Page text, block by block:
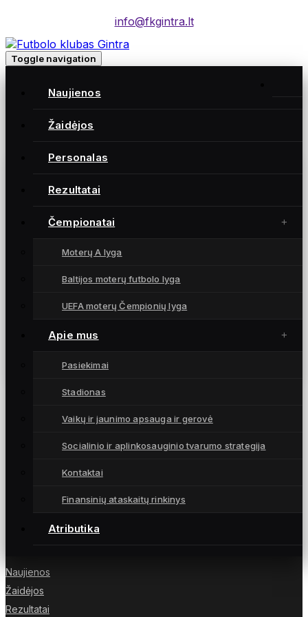
info@fkgintra.lt
Toggle navigation
Naujienos
Žaidėjos
Personalas
Rezultatai
Čempionatai
Moterų A lyga
Baltijos moterų futbolo lyga
UEFA moterų Čempionių lyga
Apie mus
Pasiekimai
Stadionas
Vaikų ir jaunimo apsauga ir gerovė
Socialinio ir aplinkosauginio tvarumo strategija
Kontaktai
Finansinių ataskaitų rinkinys
Atributika
Įrašai
Home
Gintra naujienos
A lygos sezonas pradėtas pergalingu Saulės
komentaras)
14 kovo, 2026
Moterų futbolo klubas „Gintra“ – daugkartinės
Lietuvai UEFA moterų Čempionių lygoje.
Naujienos
Žaidėjos
Rezultatai